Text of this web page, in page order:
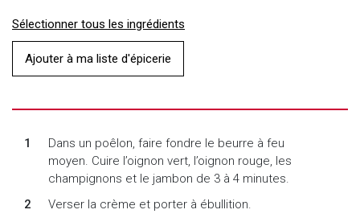
Sélectionner tous les ingrédients
Ajouter à ma liste d'épicerie
Dans un poêlon, faire fondre le beurre à feu
moyen. Cuire l’oignon vert, l’oignon rouge, les
champignons et le jambon de 3 à 4 minutes.
Verser la crème et porter à ébullition.